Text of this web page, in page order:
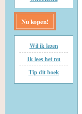
Nu kopen!
Wil ik lezen
Ik lees het nu
Tip dit boek